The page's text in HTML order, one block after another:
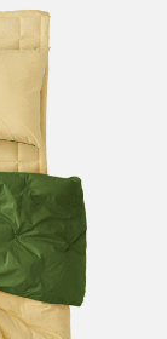
商店將以您的個人
集、處理及利用，
更正。
userRule
示為準，若有關於
「AFTEE先享後付
home
付」服務完成之交
關給付款項請求債
意方可使用
公司不負相關責
狀況，依本公司即
公司將視審查結果